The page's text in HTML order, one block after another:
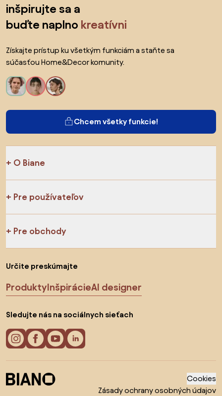
inšpirujte sa a
buďte naplno kreatívni
Získajte prístup ku všetkým funkciám a staňte sa
súčasťou Home&Decor komunity.
Chcem všetky funkcie!
O Biane
Pre používateľov
Pre obchody
Určite preskúmajte
ProduktyInšpirácieAI designer
Sledujte nás na sociálnych sieťach
Cookies
Zásady ochrany osobných údajov